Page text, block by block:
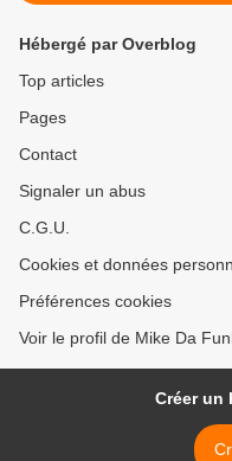
Hébergé par Overblog
Top articles
Pages
Contact
Signaler un abus
C.G.U.
Cookies et données
Préférences cookies
Voir le profil de Mike Da
Créer un